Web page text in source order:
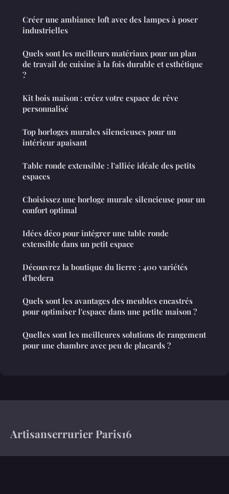
Créer une ambiance loft avec des lampes à poser
industrielles
Quels sont les meilleurs matériaux pour un plan
de travail de cuisine à la fois durable et esthétique
?
Kit bois maison : créez votre espace de rêve
personnalisé
Top horloges murales silencieuses pour un
intérieur apaisant
Table ronde extensible : l'alliée idéale des petits
espaces
Choisissez une horloge murale silencieuse pour un
confort optimal
Idées déco pour intégrer une table ronde
extensible dans un petit espace
Découvrez la boutique du lierre : 400 variétés
d'hedera
Quels sont les avantages des meubles encastrés
pour optimiser l'espace dans une petite maison ?
Quelles sont les meilleures solutions de rangement
pour une chambre avec peu de placards ?
Artisanserrurier Paris16